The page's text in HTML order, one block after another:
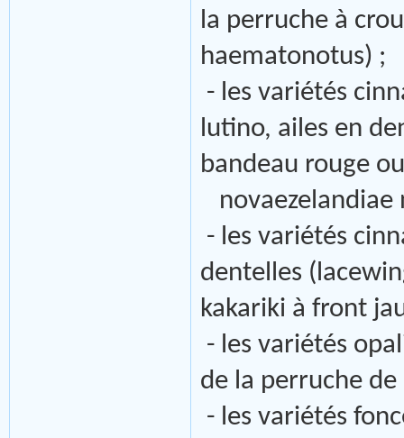
la perruche à
haematonotus) ;
- les variétés
lutino, ailes en
bandeau rouge
novaezelandiae
- les variétés
dentelles
kakariki à front
- les variétés
de la perruche
- les variétés